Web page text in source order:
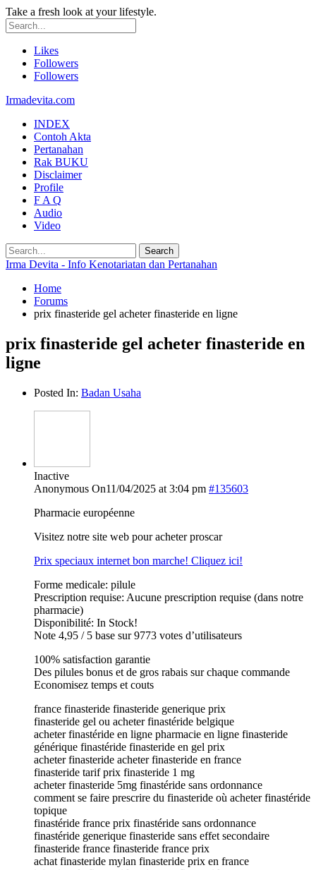
Take a fresh look at your lifestyle.
Likes
Followers
Followers
Irmadevita.com
INDEX
Contoh Akta
Pertanahan
Rak BUKU
Disclaimer
Profile
F A Q
Audio
Video
Irma Devita - Info Kenotariatan dan Pertanahan
Home
Forums
prix finasteride gel acheter finasteride en ligne
prix finasteride gel acheter finasteride en
ligne
Posted In: Badan Usaha
Inactive
Anonymous On11/04/2025 at 3:04 pm #135603
Pharmacie européenne
Visitez notre site web pour acheter proscar
Prix speciaux internet bon marche! Cliquez ici!
Forme medicale: pilule
Prescription requise: Aucune prescription requise (dans notre
pharmacie)
Disponibilité: In Stock!
Note 4,95 / 5 base sur 9773 votes d’utilisateurs
100% satisfaction garantie
Des pilules bonus et de gros rabais sur chaque commande
Economisez temps et couts
france finasteride finasteride generique prix
finasteride gel ou acheter finastéride belgique
acheter finastéride en ligne pharmacie en ligne finasteride
générique finastéride finasteride en gel prix
acheter finasteride acheter finasteride en france
finasteride tarif prix finasteride 1 mg
acheter finasteride 5mg finastéride sans ordonnance
comment se faire prescrire du finasteride où acheter finastéride
topique
finastéride france prix finastéride sans ordonnance
finastéride generique finasteride sans effet secondaire
finasteride france finasteride france prix
achat finasteride mylan finasteride prix en france